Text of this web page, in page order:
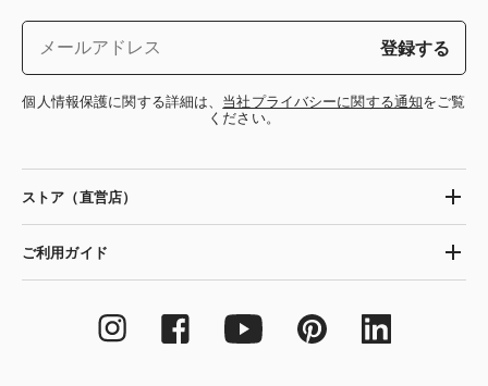
登録する
個人情報保護に関する詳細は、 当社プライバシーに関する通知をご覧
ください。
ストア（直営店）
ご利用ガイド